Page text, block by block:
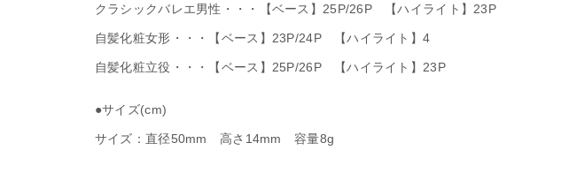
クラシックバレエ男性・・・【ベース】25P/26P 【ハイライト】23P
自髪化粧女形・・・【ベース】23P/24P 【ハイライト】4
自髪化粧立役・・・【ベース】25P/26P 【ハイライト】23P
●サイズ(cm)
サイズ：直径50mm 高さ14mm 容量8g